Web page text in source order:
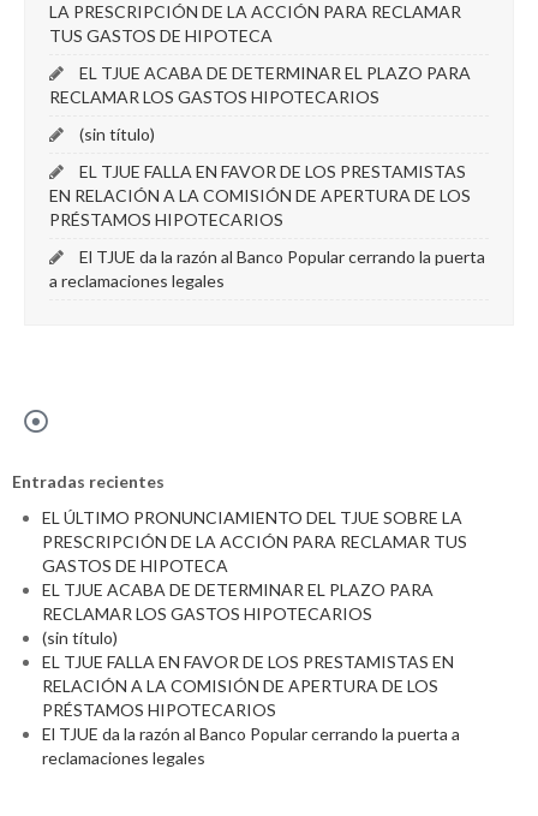
LA PRESCRIPCIÓN DE LA ACCIÓN PARA RECLAMAR
TUS GASTOS DE HIPOTECA
EL TJUE ACABA DE DETERMINAR EL PLAZO PARA
RECLAMAR LOS GASTOS HIPOTECARIOS
(sin título)
EL TJUE FALLA EN FAVOR DE LOS PRESTAMISTAS
EN RELACIÓN A LA COMISIÓN DE APERTURA DE LOS
PRÉSTAMOS HIPOTECARIOS
El TJUE da la razón al Banco Popular cerrando la puerta
a reclamaciones legales
Entradas recientes
EL ÚLTIMO PRONUNCIAMIENTO DEL TJUE SOBRE LA
PRESCRIPCIÓN DE LA ACCIÓN PARA RECLAMAR TUS
GASTOS DE HIPOTECA
EL TJUE ACABA DE DETERMINAR EL PLAZO PARA
RECLAMAR LOS GASTOS HIPOTECARIOS
(sin título)
EL TJUE FALLA EN FAVOR DE LOS PRESTAMISTAS EN
RELACIÓN A LA COMISIÓN DE APERTURA DE LOS
PRÉSTAMOS HIPOTECARIOS
El TJUE da la razón al Banco Popular cerrando la puerta a
reclamaciones legales